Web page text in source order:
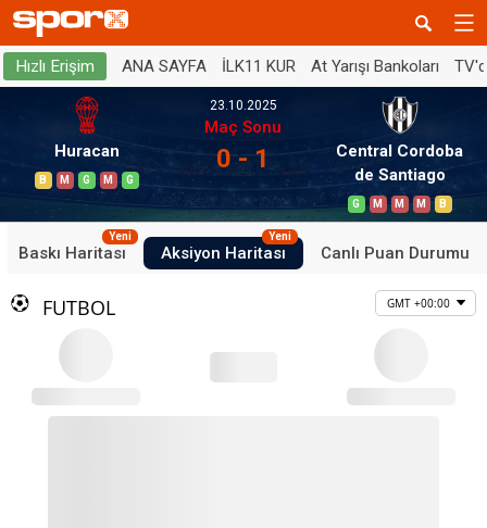
Hızlı Erişim ANA SAYFA İLK11 KUR At Yarışı Bankoları
Huracan
B M G M G
23.10.2025
Maç Sonu
0 - 1
Central Cordoba
de Santiago
G M M M B
Baskı Haritası
Yeni
Aksiyon Haritası
Yeni
Canlı Puan Durumu
FUTBOL GMT +00:00